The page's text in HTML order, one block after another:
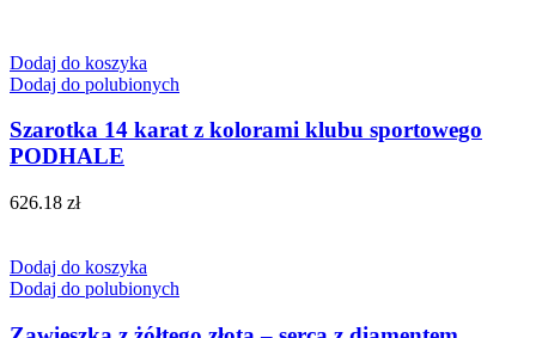
Dodaj do koszyka
Dodaj do polubionych
Szarotka 14 karat z kolorami klubu sportowego
PODHALE
626.18 zł
Dodaj do koszyka
Dodaj do polubionych